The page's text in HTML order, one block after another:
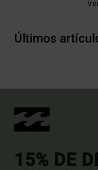
Últimos
15% DE